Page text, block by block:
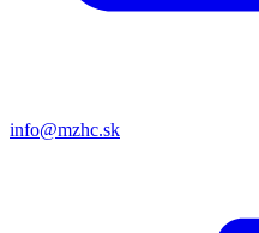
info@mzhc.sk